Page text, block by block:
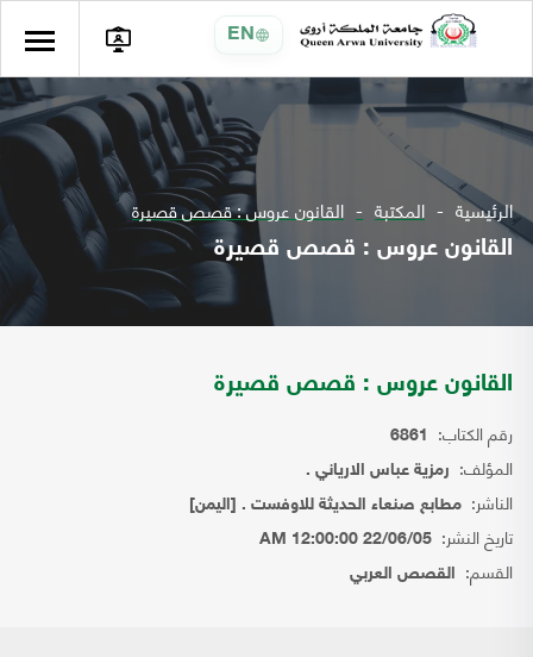
EN
الرئيسية المكتبة القانون عروس : قصص قصيرة
القانون عروس : قصص قصيرة
القانون عروس : قصص قصيرة
رقم الكتاب: 6861
المؤلف: رمزية عباس الارياني .
الناشر: مطابع صنعاء الحديثة للاوفست . [اليمن]
تاريخ النشر: 22/06/05 12:00:00 AM
القسم: القصص العربي